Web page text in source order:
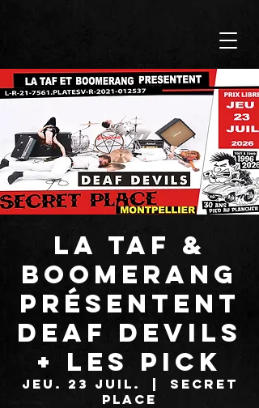
LA TAF &
BOOMERANG
présentent
DEAF DEVILS
+ LES PICK
jeu. 23 juil.
SECRET
PLACE